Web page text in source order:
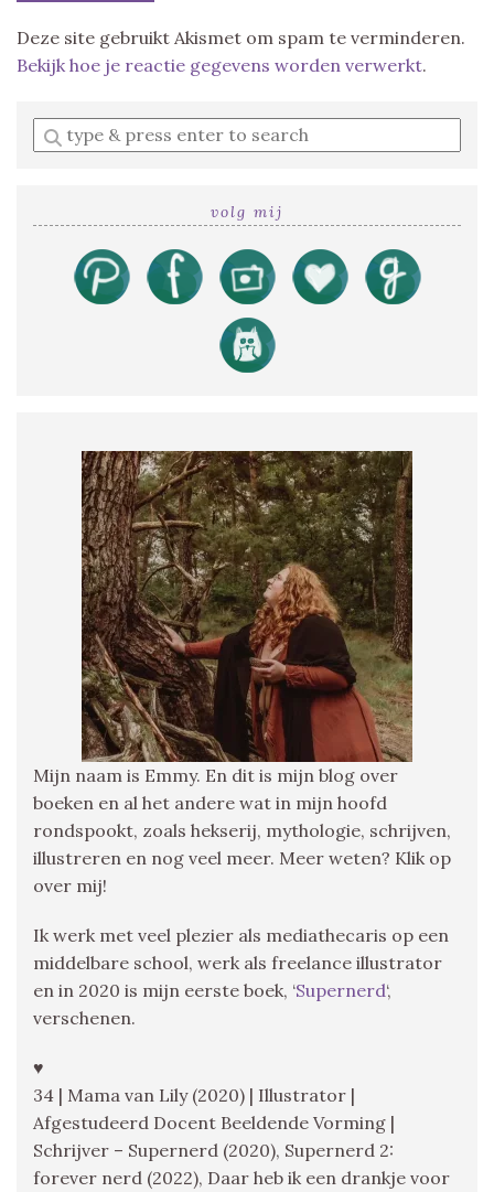
Deze site gebruikt Akismet om spam te verminderen.
Bekijk hoe je reactie gegevens worden verwerkt.
Enter
a
volg mij
Mijn naam is Emmy. En dit is mijn blog over
boeken en al het andere wat in mijn hoofd
rondspookt, zoals hekserij, mythologie, schrijven,
illustreren en nog veel meer. Meer weten? Klik op
over mij!
Ik werk met veel plezier als mediathecaris op een
middelbare school, werk als freelance illustrator
en in 2020 is mijn eerste boek, ‘Supernerd‘,
verschenen.
♥
34 | Mama van Lily (2020) | Illustrator |
Afgestudeerd Docent Beeldende Vorming |
Schrijver – Supernerd (2020), Supernerd 2:
forever nerd (2022), Daar heb ik een drankje voor